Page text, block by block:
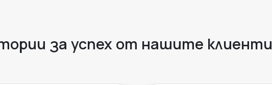
за успех от нашите клиенти